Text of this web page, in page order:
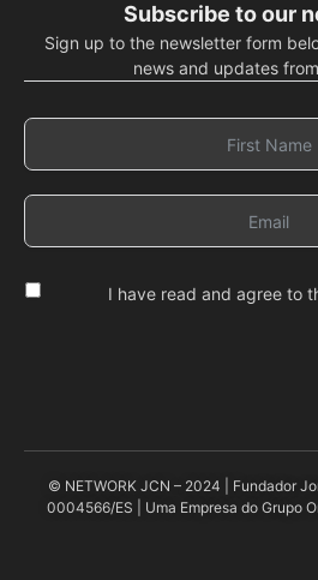
Subscribe to our
Sign up to the newsletter form
news and updates
I have read and agree to
© NETWORK JCN – 2024 | Fundador
0004566/ES | Uma Empresa do Grupo